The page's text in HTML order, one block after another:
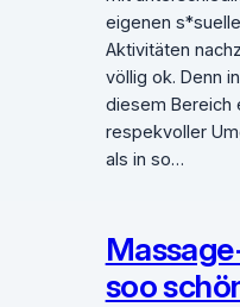
eigenen
Aktivitäten
völlig ok. Denn
diesem Bereich
respekvoller
als in so…
soo